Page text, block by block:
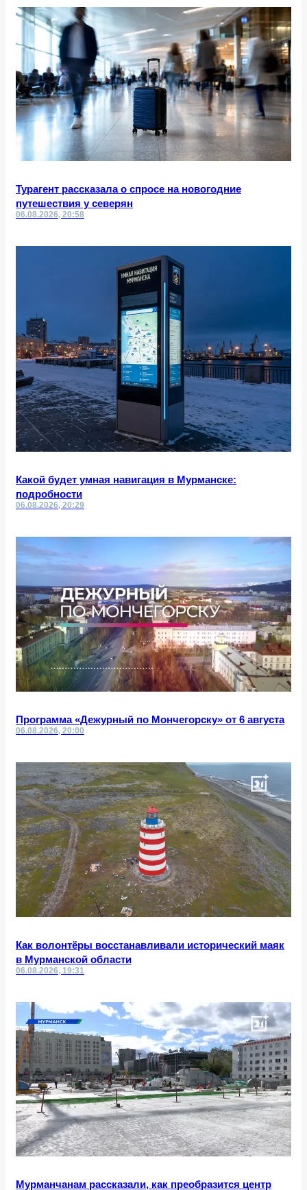
Турагент рассказала о спросе на новогодние
путешествия у северян
06.08.2026, 20:58
Какой будет умная навигация в Мурманске:
подробности
06.08.2026, 20:29
Программа «Дежурный по Мончегорску» от 6 августа
06.08.2026, 20:00
Как волонтёры восстанавливали исторический маяк
в Мурманской области
06.08.2026, 19:31
Мурманчанам рассказали, как преобразится центр